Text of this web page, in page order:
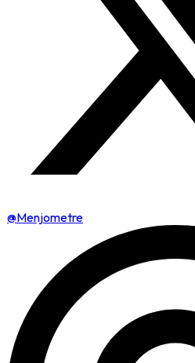
@Menjometre